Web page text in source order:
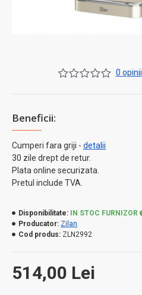
Beneficii:
Cumperi fara griji - detalii
30 zile drept de retur.
Plata online securizata.
Pretul include TVA.
0 opinii
514,00 Lei
Disponibilitate:
IN STOC FURNIZOR
Producator: Zilan
Cod produs: ZLN2992